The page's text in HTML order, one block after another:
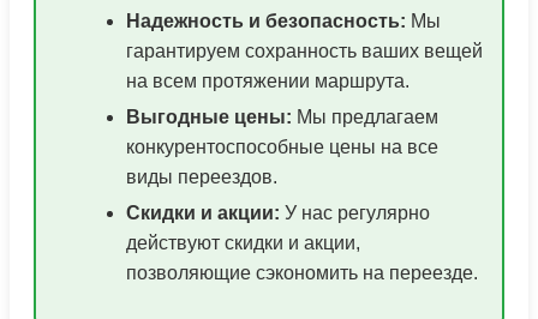
Надежность и безопасность: Мы
гарантируем сохранность ваших вещей
на всем протяжении маршрута.
Выгодные цены: Мы предлагаем
конкурентоспособные цены на все
виды переездов.
Скидки и акции: У нас регулярно
действуют скидки и акции,
позволяющие сэкономить на переезде.